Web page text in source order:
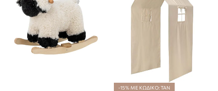
-15% ΜΕ ΚΩΔΙΚΟ: TAN